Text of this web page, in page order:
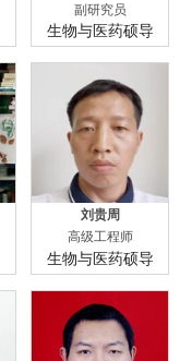
副研究员
生物与医药硕导
刘贵周
高级工程师
生物与医药硕导